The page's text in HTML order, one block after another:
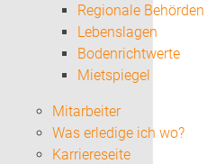
Regionale Behörden
Lebenslagen
Bodenrichtwerte
Mietspiegel
Mitarbeiter
Was erledige ich wo?
Karriereseite